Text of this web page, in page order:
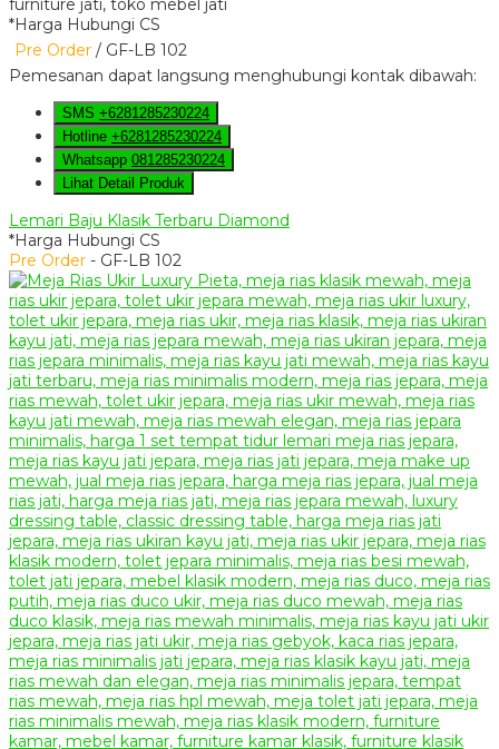
*Harga Hubungi CS
Pre Order / GF-LB 102
Pemesanan dapat langsung menghubungi kontak dibawah:
SMS +6281285230224
Hotline +6281285230224
Whatsapp 081285230224
Lihat Detail Produk
Lemari Baju Klasik Terbaru Diamond
*Harga Hubungi CS
Pre Order - GF-LB 102